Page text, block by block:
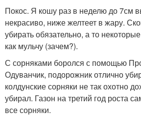
Покос. Я кошу раз в неделю до 7см
некрасиво, ниже желтеет в жару.
убирать обязательно, а то
как мульчу (зачем?).
С сорняками боролся с помощью
Одуванчик, подорожник отлично
колдунские сорняки не так охотно
убирал. Газон на третий год роста
все сорняки.